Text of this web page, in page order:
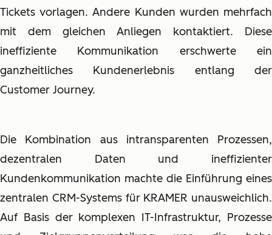
Tickets vorlagen. Andere Kunden wurden mehrfach
mit dem gleichen Anliegen kontaktiert. Diese
ineffiziente Kommunikation erschwerte ein
ganzheitliches Kundenerlebnis entlang der
Customer Journey.
Die Kombination aus intransparenten Prozessen,
dezentralen Daten und ineffizienter
Kundenkommunikation machte die Einführung eines
zentralen CRM-Systems für KRAMER unausweichlich.
Auf Basis der komplexen IT-Infrastruktur, Prozesse